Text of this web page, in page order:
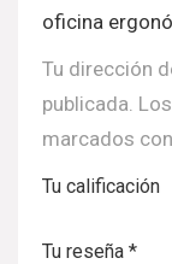
oficina
Tu dirección
publicada.
marcados con
Tu calificación
Tu reseña *